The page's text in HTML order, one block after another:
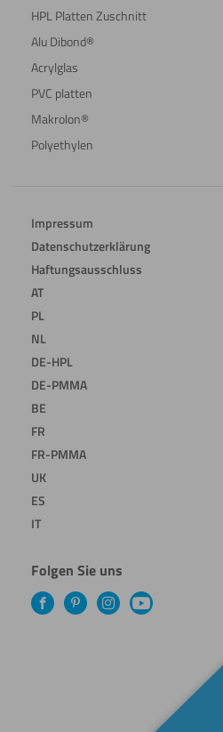
HPL Platten Zuschnitt
Alu Dibond®
Acrylglas
PVC platten
Makrolon®
Polyethylen
Impressum
Datenschutzerklärung
Haftungsausschluss
AT
PL
NL
DE-HPL
DE-PMMA
BE
FR
FR-PMMA
UK
ES
IT
Folgen Sie uns
FacebookPinterestInstagramYouTube